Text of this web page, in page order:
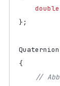
double
};
Quaternion
{